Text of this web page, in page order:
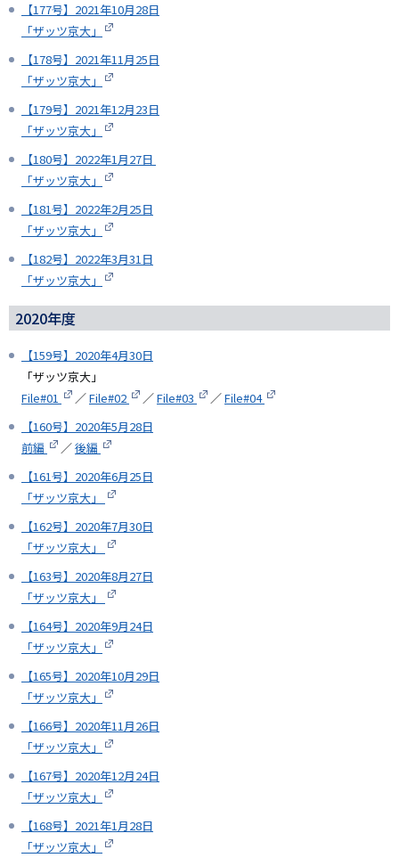
【177号】2021年10月28日
「ザッツ京大」
【178号】2021年11月25日
「ザッツ京大」
【179号】2021年12月23日
「ザッツ京大」
【180号】2022年1月27日
「ザッツ京大」
【181号】2022年2月25日
「ザッツ京大」
【182号】2022年3月31日
「ザッツ京大」
2020年度
【159号】2020年4月30日
「ザッツ京大」
File#01
／File#02 ／File#03 ／File#04
【160号】2020年5月28日
前編
／後編
【161号】2020年6月25日
「ザッツ京大」
【162号】2020年7月30日
「ザッツ京大」
【163号】2020年8月27日
「ザッツ京大」
【164号】2020年9月24日
「ザッツ京大」
【165号】2020年10月29日
「ザッツ京大」
【166号】2020年11月26日
「ザッツ京大」
【167号】2020年12月24日
「ザッツ京大」
【168号】2021年1月28日
「ザッツ京大」